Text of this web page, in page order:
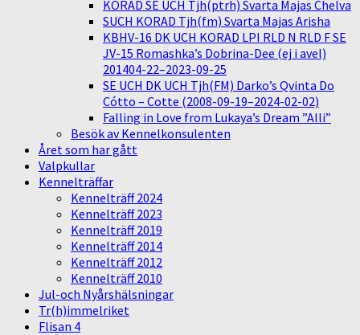
KORAD SE UCH Tjh(ptrh) Svarta Majas Chelva
SUCH KORAD Tjh(fm) Svarta Majas Arisha
KBHV-16 DK UCH KORAD LPI RLD N RLD F SE
JV-15 Romashka’s Dobrina-Dee (ej i avel)
201404-22–2023-09-25
SE UCH DK UCH Tjh(FM) Darko’s Qvinta Do
Cótto – Cotte (2008-09-19–2024-02-02)
Falling in Love from Lukaya’s Dream ”Alli”
Besök av Kennelkonsulenten
Året som har gått
Valpkullar
Kennelträffar
Kennelträff 2024
Kennelträff 2023
Kennelträff 2019
Kennelträff 2014
Kennelträff 2012
Kennelträff 2010
Jul-och Nyårshälsningar
Tr(h)immelriket
Flisan 4